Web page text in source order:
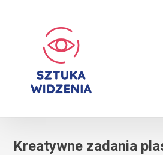
Kreatywne zadania